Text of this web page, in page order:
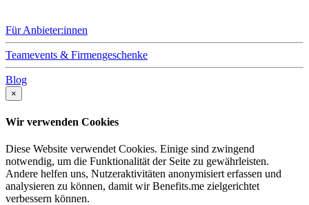
Für Anbieter:innen
Teamevents & Firmengeschenke
Blog
×
Wir verwenden Cookies
Diese Website verwendet Cookies. Einige sind zwingend
notwendig, um die Funktionalität der Seite zu gewährleisten.
Andere helfen uns, Nutzeraktivitäten anonymisiert erfassen und
analysieren zu können, damit wir Benefits.me zielgerichtet
verbessern können.